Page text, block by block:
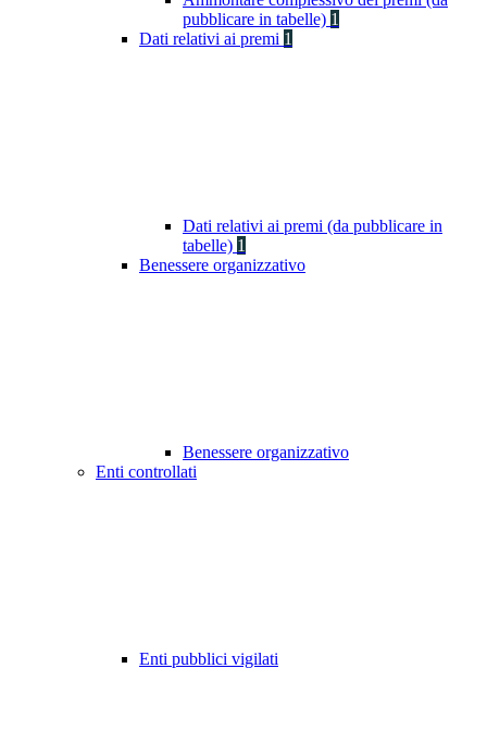
pubblicare in tabelle) 1
Dati relativi ai premi 1
Dati relativi ai premi (da pubblicare in
tabelle) 1
Benessere organizzativo
Benessere organizzativo
Enti controllati
Enti pubblici vigilati